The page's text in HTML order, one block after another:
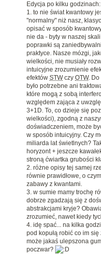
Edycja po kilku godzinach:
1. to nie świat kwantowy
"normalny" niż nasz,
opisać w sposób
nie da - byty w naszej
poprawki są
praktyce. Nasze mózgi,
wielkości, nie musiały
intuicyjne zrozumienie
efektów STWczy OTW. Do
było potrzebne ani
które mogą z sobą
względem zająca z
3+1D. To, co dzieje się
wielkości), zgodną z
doświadczeniem, może
w sposób intuicyjny. Czy
miliarda lat świetlnych?
horyzont + jeszcze
stroną ćwiartka grubości
2. różne opisy tej samej
równie prawidłowe, o
zabawy z kwantami.
3. w sumie mamy trochę
dobrze zgadzają się z
abstrakcjami kryje?
zrozumieć, nawet kiedy
4. idę spać... na kilka
pod kopułą robić co im
może jakaś ulepszona
poczwar?